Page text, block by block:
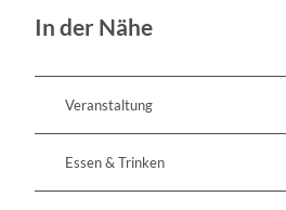
In der Nähe
Veranstaltung
Essen & Trinken